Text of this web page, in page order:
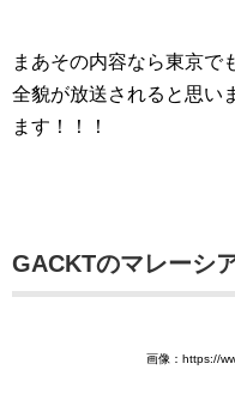
まあその内容なら東京で
全貌が放送されると思い
ます！！！
GACKTのマレーシ
画像：https://